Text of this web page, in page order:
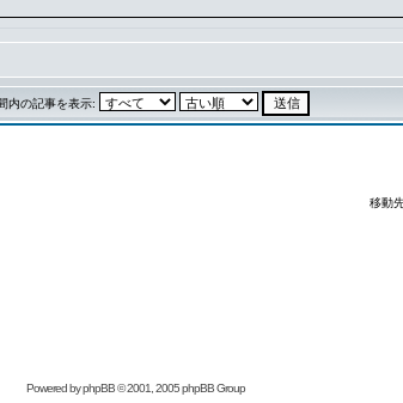
内の記事を表示:
移動
Powered byphpBB© 2001, 2005 phpBB Group